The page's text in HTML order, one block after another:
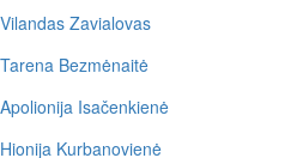
Vilandas Zavialovas
Tarena Bezmėnaitė
Apolionija Isačenkienė
Hionija Kurbanovienė